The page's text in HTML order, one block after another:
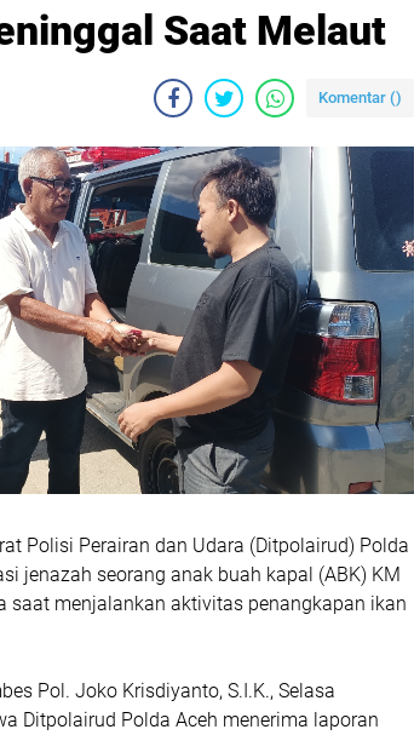
Saat Melaut
Komentar ()
Polisi Perairan dan Udara (Ditpolairud) Polda
jenazah seorang anak buah kapal (ABK) KM
saat menjalankan aktivitas penangkapan ikan
Pol. Joko Krisdiyanto, S.I.K., Selasa
Ditpolairud Polda Aceh menerima laporan